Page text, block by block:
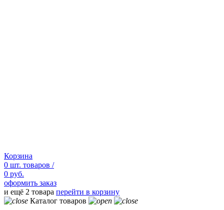
Корзина
0 шт. товаров /
0 руб.
оформить заказ
и ещё 2 товара перейти в корзину
Каталог товаров